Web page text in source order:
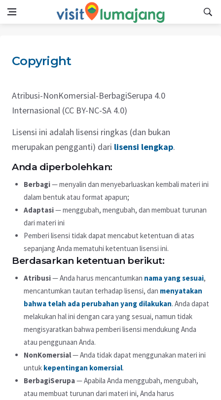
Copyright
Atribusi-NonKomersial-BerbagiSerupa 4.0
Internasional (CC BY-NC-SA 4.0)
Lisensi ini adalah lisensi ringkas (dan bukan
merupakan pengganti) dari lisensi lengkap.
Anda diperbolehkan:
Berbagi— menyalin dan menyebarluaskan kembali materi ini
dalam bentuk atau format apapun;
Adaptasi— menggubah, mengubah, dan membuat turunan
dari materi ini
Pemberi lisensi tidak dapat mencabut ketentuan di atas
sepanjang Anda mematuhi ketentuan lisensi ini.
Berdasarkan ketentuan berikut:
Atribusi— Anda harus mencantumkan nama yang sesuai,
mencantumkan tautan terhadap lisensi, dan menyatakan
bahwa telah ada perubahan yang dilakukan. Anda dapat
melakukan hal ini dengan cara yang sesuai, namun tidak
mengisyaratkan bahwa pemberi lisensi mendukung Anda
atau penggunaan Anda.
NonKomersial— Anda tidak dapat menggunakan materi ini
untuk kepentingan komersial.
BerbagiSerupa— Apabila Anda menggubah, mengubah,
atau membuat turunan dari materi ini, Anda harus